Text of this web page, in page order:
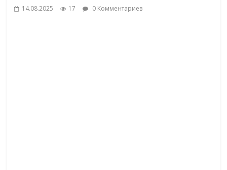
14.08.2025 17 0 Комментариев